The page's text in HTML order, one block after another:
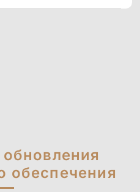
обеспечения